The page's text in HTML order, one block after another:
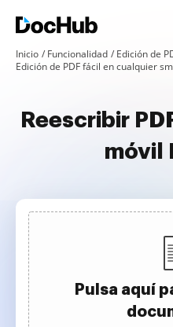
Inicio Funcionalidad
Edición de
Edición de PDF fácil en cualquier
Reescribir
móvil
Pulsa aquí